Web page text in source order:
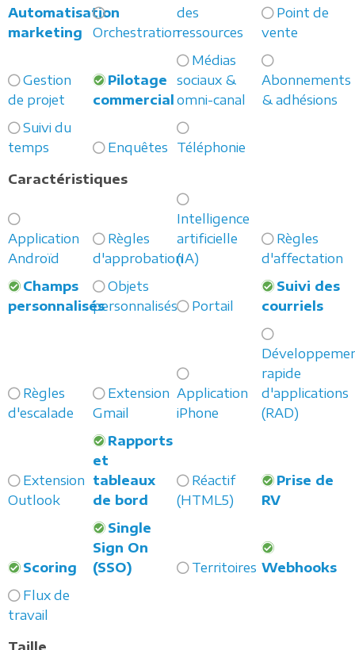
Automatisation
marketing
Orchestration
des
ressources
Point de
vente
Gestion
de projet
Pilotage
commercial
Médias
sociaux &
omni-canal
Abonnements
& adhésions
Suivi du
temps
Enquêtes
Téléphonie
Caractéristiques
Application
Androïd
Règles
d'approbation
Intelligence
artificielle
(IA)
Règles
d'affectation
Champs
personnalisés
Objets
personnalisés
Portail
Suivi des
courriels
Règles
d'escalade
Extension
Gmail
Application
iPhone
rapide
d'applications
(RAD)
Extension
Outlook
Rapports
et
tableaux
de bord
Réactif
(HTML5)
Prise de
RV
Scoring
Single
Sign On
(SSO)
Territoires Webhooks
Flux de
travail
Taille